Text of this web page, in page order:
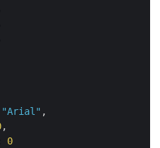
"Arial" ,
,
0